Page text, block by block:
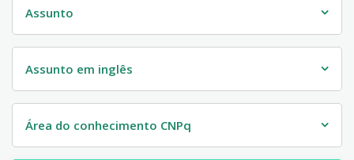
Assunto
Assunto em inglês
Área do conhecimento CNPq